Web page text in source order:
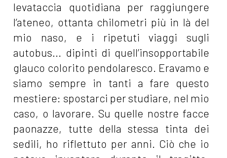
levataccia quotidiana per raggiungere
l’ateneo, ottanta chilometri più in là del
mio naso, e i ripetuti viaggi sugli
autobus... dipinti di quell’insopportabile
glauco colorito pendolaresco. Eravamo e
siamo sempre in tanti a fare questo
mestiere: spostarci per studiare, nel mio
caso, o lavorare. Su quelle nostre facce
paonazze, tutte della stessa tinta dei
sedili, ho riflettuto per anni. Ciò che io